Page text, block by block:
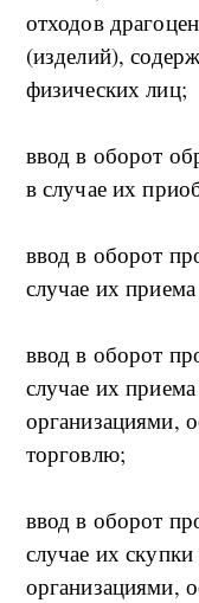
отходов
(изделий),
физических лиц;
ввод в оборот
в случае их
ввод в оборот
случае их
ввод в оборот
случае их
организациями,
торговлю;
ввод в оборот
случае их
организациями,